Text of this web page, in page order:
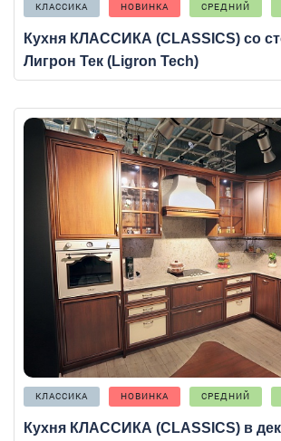
КЛАССИКА НОВИНКА СРЕДНИЙ
Кухня КЛАССИКА (CLASSICS) со
Лигрон Тек (Ligron Tech)
КЛАССИКА НОВИНКА СРЕДНИЙ
Кухня КЛАССИКА (CLASSICS) в